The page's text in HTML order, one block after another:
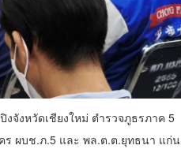
จังหวัดเชียงใหม่ ตำรวจภูธรภาค 5
ร ผบช.ภ.5 และ พล.ต.ต.ยุทธนา แก่น